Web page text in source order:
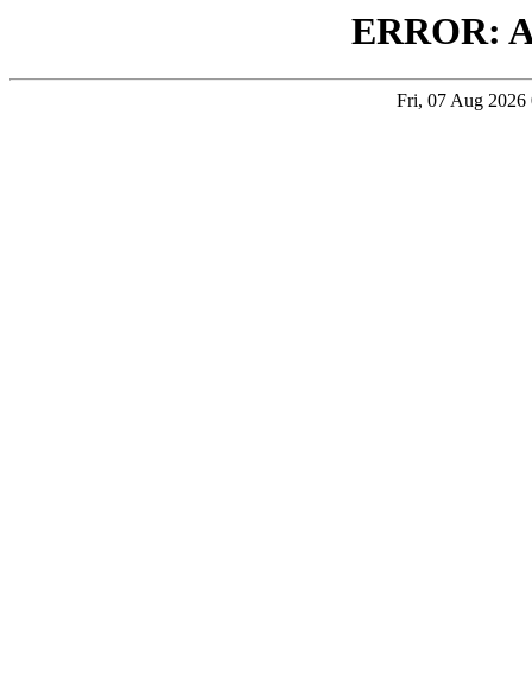
ERROR:
Fri, 07 Aug